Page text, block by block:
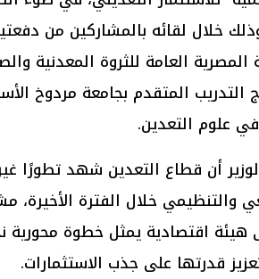
خلال لقائه بالمشاركين من
العامة للثروة المعدنية
التدريب المتقدم بجامعة مردوخ
علوم التعدين.
أن قطاع التعدين شهد تطورًا
والتنظيمي خلال الفترة الأخيرة،
هيئة اقتصادية يمثل خطوة
قدرتها على جذب الاستثمارات.